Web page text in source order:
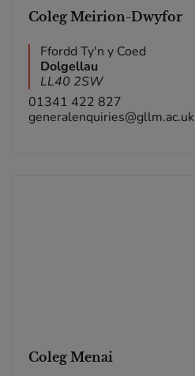
Coleg Meirion-Dwyfor
Ffordd Ty'n y Coed
Dolgellau
LL40 2SW
01341 422 827
generalenquiries@gllm.ac.uk
Coleg Menai